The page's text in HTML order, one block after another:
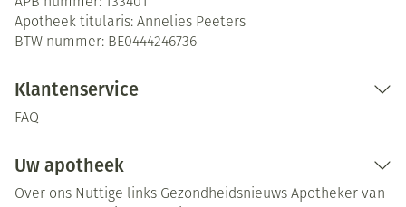
Apotheek titularis: Annelies Peeters
BTW nummer: BE0444246736
Klantenservice
FAQ
Uw apotheek
Over ons Nuttige links Gezondheidsnieuws Apotheker van